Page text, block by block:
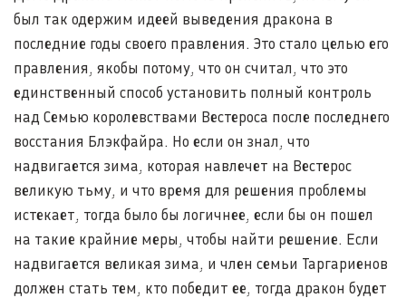
был так одержим идеей выведения дракона в
последние годы своего правления. Это стало целью его
правления, якобы потому, что он считал, что это
единственный способ установить полный контроль
над Семью королевствами Вестероса после последнего
восстания Блэкфайра. Но если он знал, что
надвигается зима, которая навлечет на Вестерос
великую тьму, и что время для решения проблемы
истекает, тогда было бы логичнее, если бы он пошел
на такие крайние меры, чтобы найти решение. Если
надвигается великая зима, и член семьи Таргариенов
должен стать тем, кто победит ее, тогда дракон будет